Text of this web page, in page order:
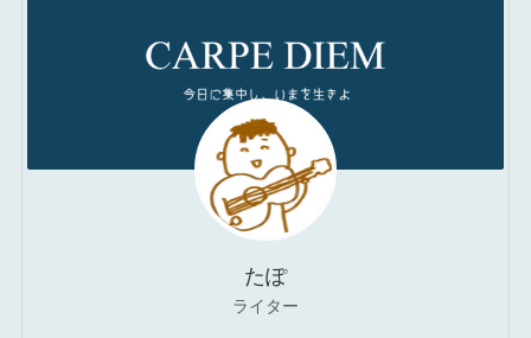
たぽ
ライター